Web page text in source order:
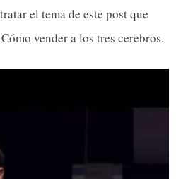
el tema de este post que
vender a los tres cerebros.